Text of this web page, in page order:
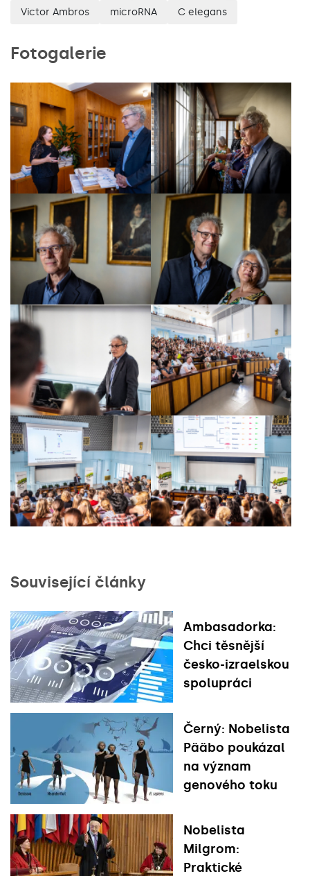
Victor Ambros microRNA C elegans
Fotogalerie
Související články
Ambasadorka:
Chci těsnější
česko-izraelskou
spolupráci
Černý: Nobelista
Pääbo poukázal
na význam
genového toku
Nobelista
Milgrom:
Praktické